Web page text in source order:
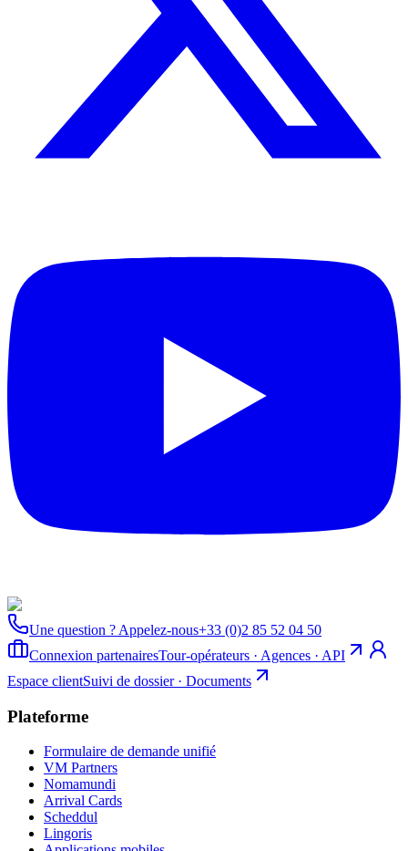
Une question ? Appelez-nous+33 (0)2 85 52 04 50
Connexion partenairesTour-opérateurs · Agences · API
Espace clientSuivi de dossier · Documents
Plateforme
Formulaire de demande unifié
VM Partners
Nomamundi
Arrival Cards
Scheddul
Lingoris